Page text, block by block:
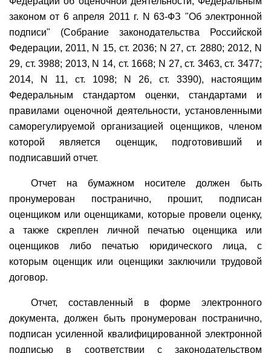
законом от 6 апреля 2011 г. N 63-ФЗ "Об электронной
подписи" (Собрание законодательства Российской
Федерации, 2011, N 15, ст. 2036; N 27, ст. 2880; 2012, N
29, ст. 3988; 2013, N 14, ст. 1668; N 27, ст. 3463, ст. 3477;
2014, N 11, ст. 1098; N 26, ст. 3390), настоящим
Федеральным стандартом оценки, стандартами и
правилами оценочной деятельности, установленными
саморегулируемой организацией оценщиков, членом
которой является оценщик, подготовивший и
подписавший отчет.
Отчет на бумажном носителе должен быть
пронумерован постранично, прошит, подписан
оценщиком или оценщиками, которые провели оценку,
а также скреплен личной печатью оценщика или
оценщиков либо печатью юридического лица, с
которым оценщик или оценщики заключили трудовой
договор.
Отчет, составленный в форме электронного
документа, должен быть пронумерован постранично,
подписан усиленной квалифицированной электронной
подписью в соответствии с законодательством